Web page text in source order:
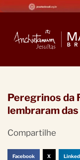
Peregrinos da
lembraram
Compartilhe
Facebook X